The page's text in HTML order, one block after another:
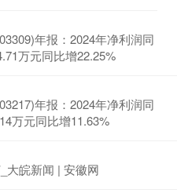
年报：2024年净利润同
万元同比增22.25%
年报：2024年净利润同
万元同比增11.63%
大皖新闻 | 安徽网